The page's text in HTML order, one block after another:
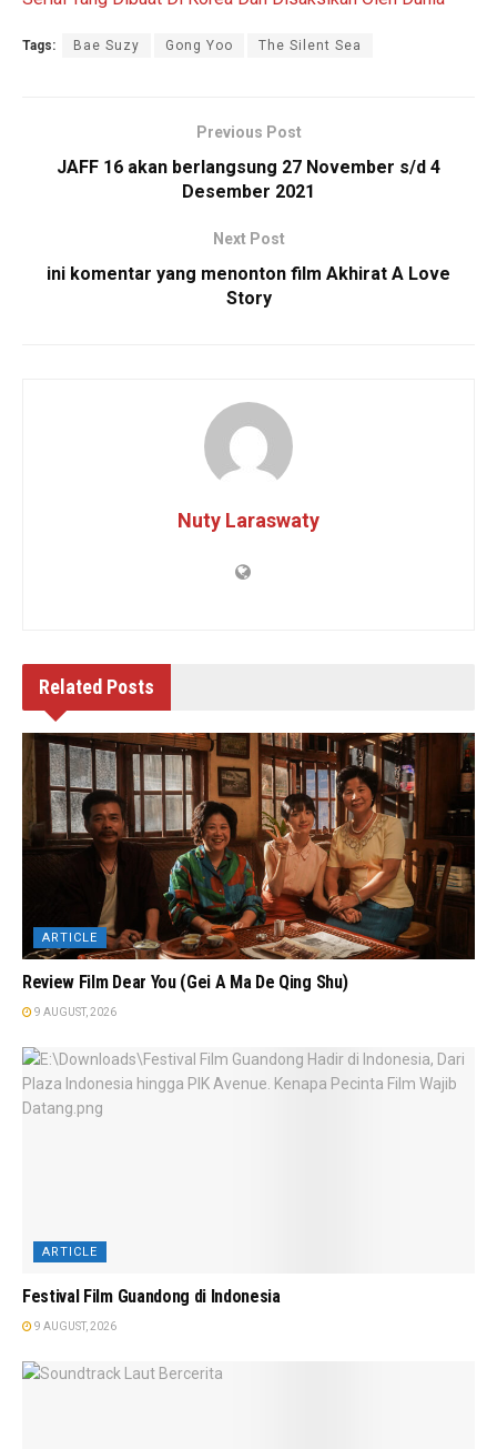
Tags: Bae Suzy Gong Yoo The Silent Sea
Previous Post
JAFF 16 akan berlangsung 27 November s/d 4
Desember 2021
Next Post
ini komentar yang menonton film Akhirat A Love
Story
Nuty Laraswaty
Related Posts
ARTICLE
Review Film Dear You (Gei A Ma De Qing Shu)
9 AUGUST, 2026
ARTICLE
Festival Film Guandong di Indonesia
9 AUGUST, 2026